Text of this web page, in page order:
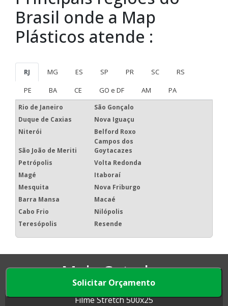
Solicitar Orçamento
Brasil onde a Map
Plásticos atende :
RJ MG ES SP PR SC
RS
PE
BA CE GO e DF AM PA
Rio de Janeiro
São Gonçalo
Duque de Caxias
Nova Iguaçu
Niterói
Belford Roxo
São João de Meriti
Campos dos
Goytacazes
Petrópolis
Volta Redonda
Magé
Itaboraí
Mesquita
Nova Friburgo
Barra Mansa
Macaé
Cabo Frio
Nilópolis
Teresópolis
Resende
Mais Cotados
Filme Stretch 500x25